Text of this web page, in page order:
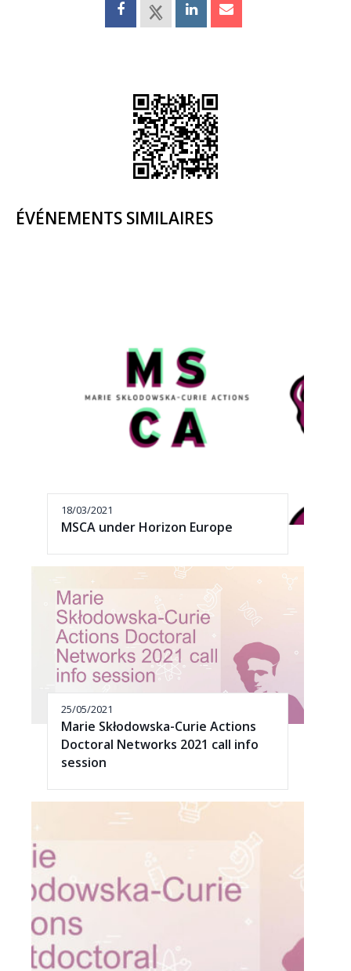
ÉVÉNEMENTS SIMILAIRES
18/03/2021
MSCA under Horizon Europe
25/05/2021
Marie Skłodowska-Curie Actions
Doctoral Networks 2021 call info
session